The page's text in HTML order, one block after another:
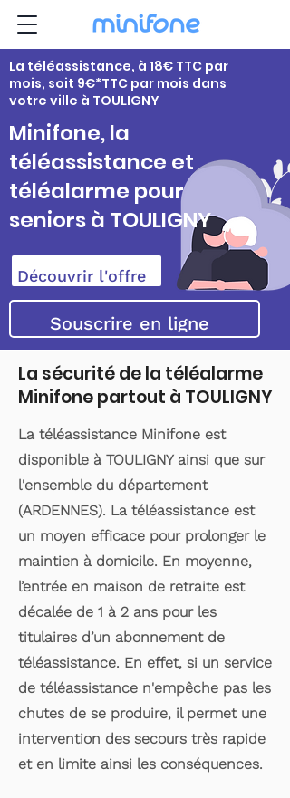
La téléassistance, à 18€ TTC par
mois, soit 9€*TTC par mois dans
votre ville à TOULIGNY
Minifone, la
téléassistance et
téléalarme pour
seniors à TOULIGNY
Découvrir l'offre
Souscrire en ligne
La sécurité de la téléalarme
Minifone partout à TOULIGNY
La téléassistance Minifone est
disponible à TOULIGNY ainsi que sur
l'ensemble du département
(ARDENNES). La téléassistance est
un moyen efficace pour prolonger le
maintien à domicile. En moyenne,
l’entrée en maison de retraite est
décalée de 1 à 2 ans pour les
titulaires d’un abonnement de
téléassistance. En effet, si un service
de téléassistance n'empêche pas les
chutes de se produire, il permet une
intervention des secours très rapide
et en limite ainsi les conséquences.